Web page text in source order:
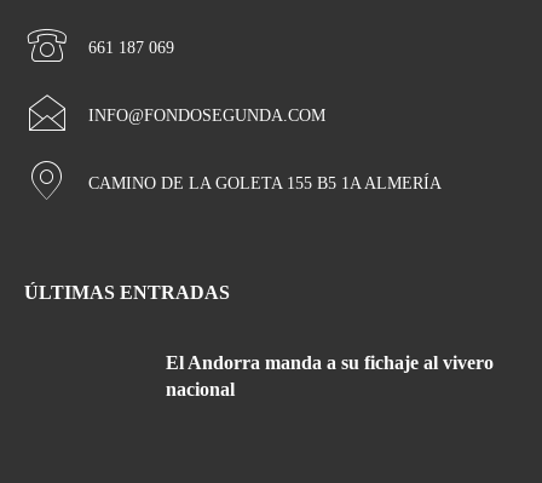
661 187 069
INFO@FONDOSEGUNDA.COM
CAMINO DE LA GOLETA 155 B5 1A ALMERÍA
ÚLTIMAS ENTRADAS
El Andorra manda a su fichaje al vivero
nacional